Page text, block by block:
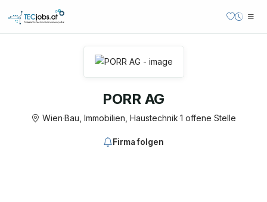
PORR AG
Wien·Bau, Immobilien, Haustechnik·1 offene Stelle
Firma folgen